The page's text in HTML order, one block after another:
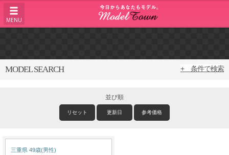
MENU
MODEL SEARCH + 条件で検索
並び順
リセット 更新日 参考価格
三重県 49歳(男性)